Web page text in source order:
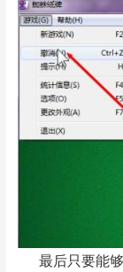
最后只要能够